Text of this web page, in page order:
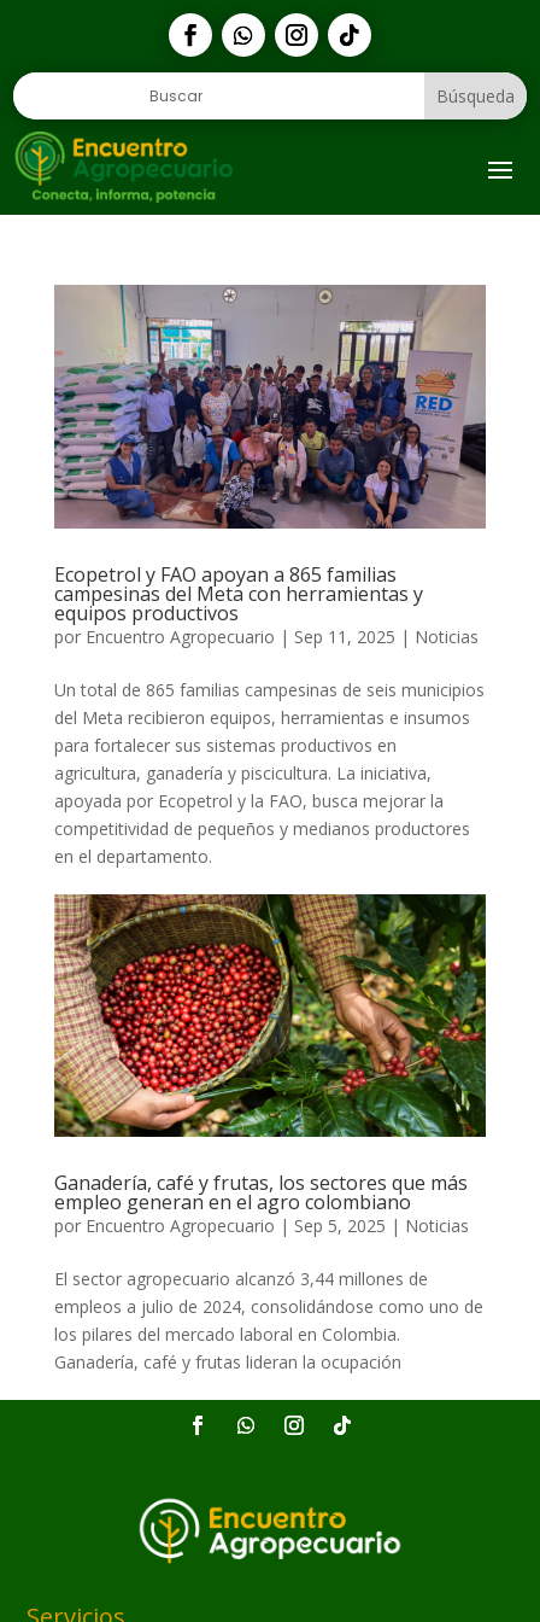
Ecopetrol y FAO apoyan a 865 familias
campesinas del Meta con herramientas y
equipos productivos
por Encuentro Agropecuario | Sep 11, 2025 | Noticias
Un total de 865 familias campesinas de seis municipios
del Meta recibieron equipos, herramientas e insumos
para fortalecer sus sistemas productivos en
agricultura, ganadería y piscicultura. La iniciativa,
apoyada por Ecopetrol y la FAO, busca mejorar la
competitividad de pequeños y medianos productores
en el departamento.
Ganadería, café y frutas, los sectores que más
empleo generan en el agro colombiano
por Encuentro Agropecuario | Sep 5, 2025 | Noticias
El sector agropecuario alcanzó 3,44 millones de
empleos a julio de 2024, consolidándose como uno de
los pilares del mercado laboral en Colombia.
Ganadería, café y frutas lideran la ocupación